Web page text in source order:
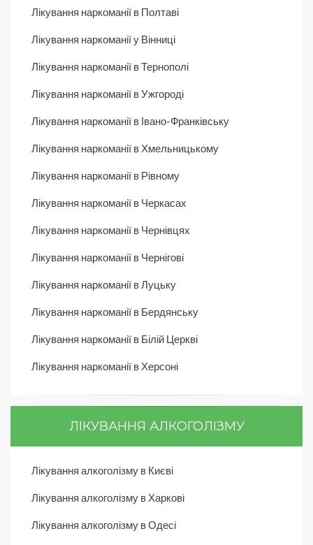
Лікування наркоманії в Полтаві
Лікування наркоманії у Вінниці
Лікування наркоманії в Тернополі
Лікування наркоманії в Ужгороді
Лікування наркоманії в Івано-Франківську
Лікування наркоманії в Хмельницькому
Лікування наркоманії в Рівному
Лікування наркоманії в Черкасах
Лікування наркоманії в Чернівцях
Лікування наркоманії в Чернігові
Лікування наркоманії в Луцьку
Лікування наркоманії в Бердянську
Лікування наркоманії в Білій Церкві
Лікування наркоманії в Херсоні
ЛІКУВАННЯ АЛКОГОЛІЗМУ
Лікування алкоголізму в Києві
Лікування алкоголізму в Харкові
Лікування алкоголізму в Одесі